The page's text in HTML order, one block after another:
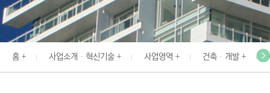
E
E
R
I
N
홈 사업소개 · 혁신기술 사업영역 건축 · 개발